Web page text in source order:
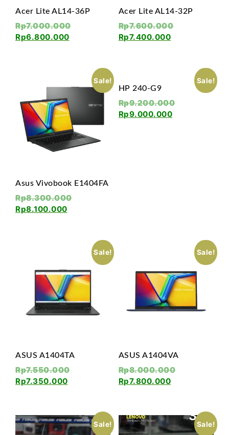
Acer Lite AL14-36P
Rp7.000.000
Rp6.800.000
Acer Lite AL14-32P
Rp7.600.000
Rp7.400.000
Sale!
Asus Vivobook E1404FA
Rp8.300.000
Rp8.100.000
Sale!
HP 240-G9
Rp9.200.000
Rp9.000.000
Sale!
ASUS A1404TA
Rp7.550.000
Rp7.350.000
Sale!
ASUS A1404VA
Rp8.000.000
Rp7.800.000
Sale! Sale!